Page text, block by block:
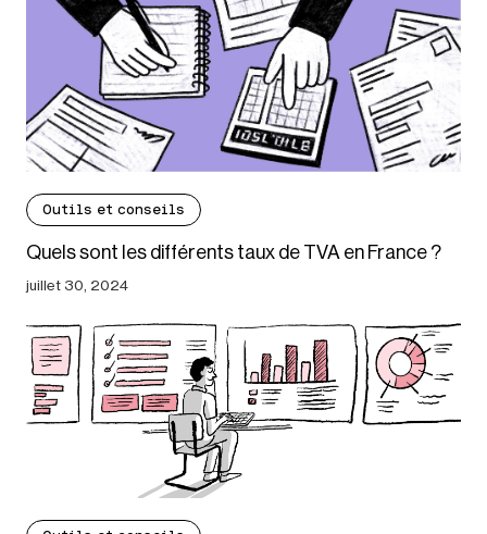
Outils et conseils
Quels sont les différents taux de TVA en France ?
juillet 30, 2024